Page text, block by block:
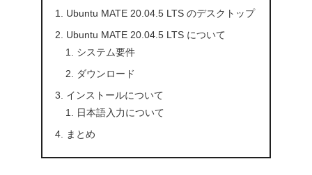
Ubuntu MATE 20.04.5 LTS のデスクトップ
Ubuntu MATE 20.04.5 LTS について
システム要件
ダウンロード
インストールについて
日本語入力について
まとめ